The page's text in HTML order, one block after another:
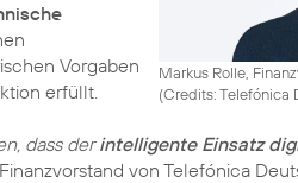
Markus Rolle,
(Credits: Telefónica
Vorgaben
erfüllt.
dass derintelligente Einsatz
von Telefónica